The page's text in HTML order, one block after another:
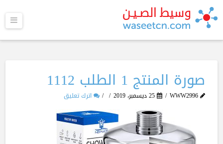
صورة المنتج 1 الطلب 1112
WWW2996 25 ديسمبر، 2019 اترك تعليق